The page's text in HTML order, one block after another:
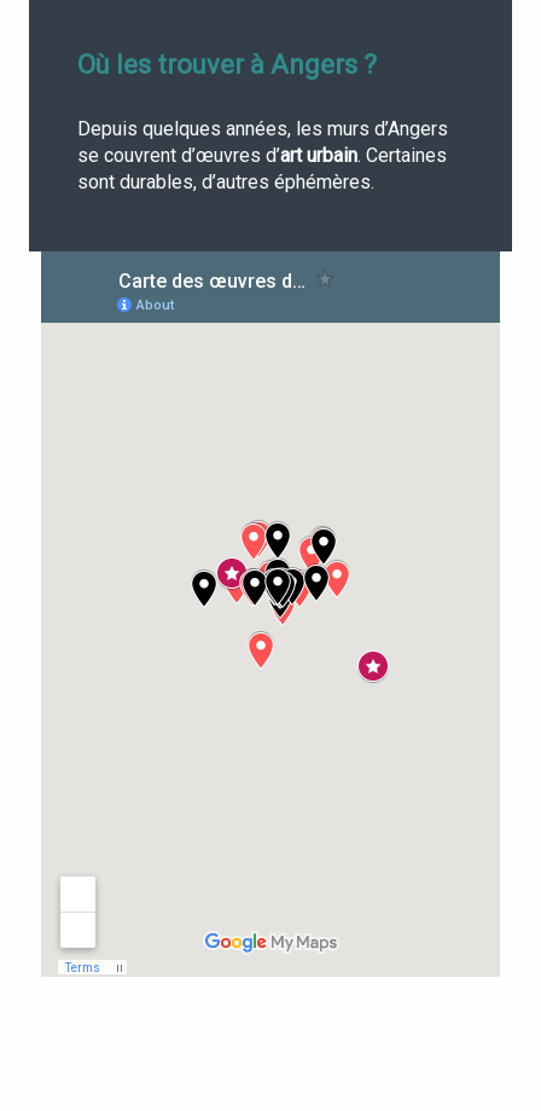
Où les trouver à Angers ?
Depuis quelques années, les murs d’Angers
se couvrent d’œuvres d’art urbain. Certaines
sont durables, d’autres éphémères.